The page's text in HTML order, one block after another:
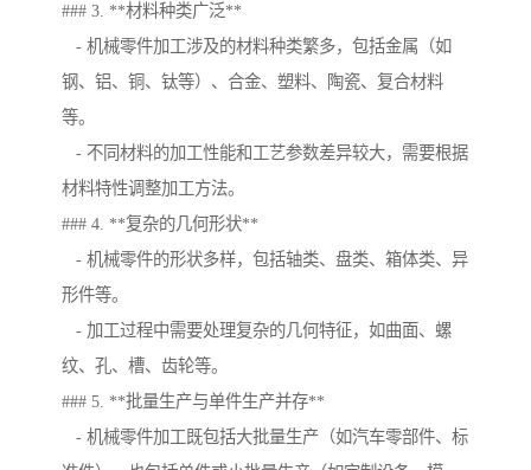
### 3. **材料种类广泛**
- 机械零件加工涉及的材料种类繁多，包括金属（如
钢、铝、铜、钛等）、合金、塑料、陶瓷、复合材料
等。
- 不同材料的加工性能和工艺参数差异较大，需要根据
材料特性调整加工方法。
### 4. **复杂的几何形状**
- 机械零件的形状多样，包括轴类、盘类、箱体类、异
形件等。
- 加工过程中需要处理复杂的几何特征，如曲面、螺
纹、孔、槽、齿轮等。
### 5. **批量生产与单件生产并存**
- 机械零件加工既包括大批量生产（如汽车零部件、标